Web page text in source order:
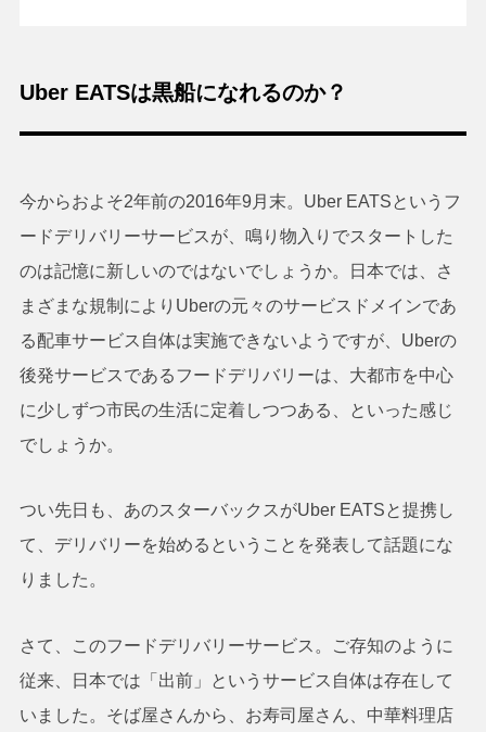
Uber EATSは黒船になれるのか？
今からおよそ2年前の2016年9月末。Uber EATSというフ
ードデリバリーサービスが、鳴り物入りでスタートした
のは記憶に新しいのではないでしょうか。日本では、さ
まざまな規制によりUberの元々のサービスドメインであ
る配車サービス自体は実施できないようですが、Uberの
後発サービスであるフードデリバリーは、大都市を中心
に少しずつ市民の生活に定着しつつある、といった感じ
でしょうか。
つい先日も、あのスターバックスがUber EATSと提携し
て、デリバリーを始めるということを発表して話題にな
りました。
さて、このフードデリバリーサービス。ご存知のように
従来、日本では「出前」というサービス自体は存在して
いました。そば屋さんから、お寿司屋さん、中華料理店